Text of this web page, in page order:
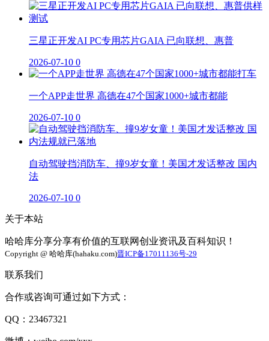
三星正开发AI PC专用芯片GAIA 已向联想、惠普
2026-07-10 0
一个APP走世界 高德在47个国家1000+城市都能
2026-07-10 0
自动驾驶挡消防车、撞9岁女童！美国才发话整改 国内
法
2026-07-10 0
关于本站
哈哈库分享分享有价值的互联网创业资讯及百科知识！
Copyright @ 哈哈库(hahaku.com)晋ICP备17011136号-29
联系我们
合作或咨询可通过如下方式：
QQ：23467321